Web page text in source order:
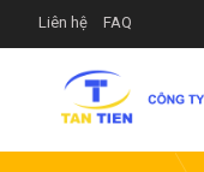
Liên hệ FAQ